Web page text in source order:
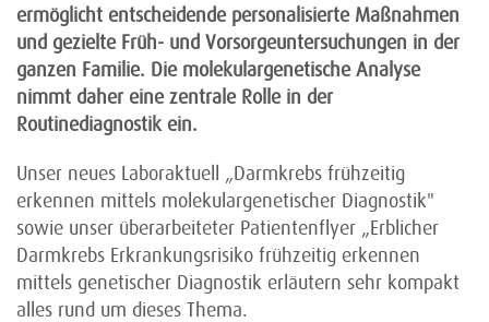
ermöglicht entscheidende personalisierte Maßnahmen
und gezielte Früh- und Vorsorgeuntersuchungen in der
ganzen Familie. Die molekulargenetische Analyse
nimmt daher eine zentrale Rolle in der
Routinediagnostik ein.
Unser neues Laboraktuell „Darmkrebs frühzeitig
erkennen mittels molekulargenetischer Diagnostik"
sowie unser überarbeiteter Patientenflyer „Erblicher
Darmkrebs Erkrankungsrisiko frühzeitig erkennen
mittels genetischer Diagnostik erläutern sehr kompakt
alles rund um dieses Thema.